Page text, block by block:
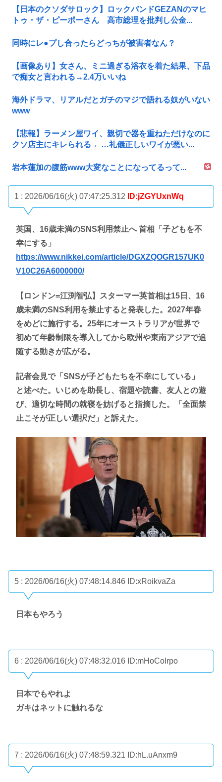
【日本のクソダサロック】ロックバンドGEZANのマヒ
トゥ・ザ・ピーポーさん 高市総理を批判し公金...
同時にレ●プし合ったらどっちが被害者なん？
【画像あり】女さん、ミニ過ぎる浴衣を着た結果、下品
で痴女と言われる→2.4万いいね
海外ドラマ、リアルだとガチのマジで語れる奴がいない
www
【悲報】ラーメン屋ワイ、親切で器を重ねただけなのに
クソ店主にキレられる ←…礼儀正しいワイが悪い...
岩本蓮加の腹筋www大変なことになってるって...
1 : 2026/06/16(火) 07:47:25.312 ID:jZGYUxnWq
英国、16歳未満のSNS利用禁止へ 首相「子どもを不
幸にする」
https://www.nikkei.com/article/DGXZQOGR157UK0
V10C26A6000000/
【ロンドン=江渕智弘】スターマー英首相は15日、16
歳未満のSNS利用を禁止すると発表した。2027年春
をめどに施行する。25年にオーストラリアが世界で
初めて年齢制限を導入してから欧州や東南アジアで追
随する動きが広がる。
記者会見で「SNSが子どもたちを不幸にしている」
と述べた。いじめを助長し、宿題や読書、友人との遊
び、適切な時間の就寝を妨げると指摘した。「全面禁
止こそが正しい選択だ」と訴えた。
5 : 2026/06/16(火) 07:48:14.846 ID:xRoikvaZa
日本もやろう
6 : 2026/06/16(火) 07:48:32.016 ID:mHoCoIrpo
日本でもやれよ
ガキはネットに触れるな
7 : 2026/06/16(火) 07:48:59.321 ID:hL.uAnxm9